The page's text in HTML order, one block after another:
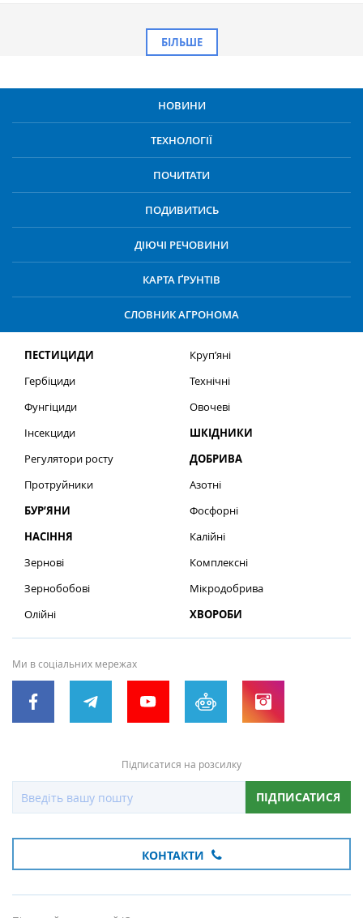
БІЛЬШЕ
НОВИНИ
ТЕХНОЛОГІЇ
ПОЧИТАТИ
ПОДИВИТИСЬ
ДІЮЧІ РЕЧОВИНИ
КАРТА ҐРУНТІВ
СЛОВНИК АГРОНОМА
ПЕСТИЦИДИ
Гербіциди
Фунгіциди
Інсекциди
Регулятори росту
Протруйники
БУР’ЯНИ
НАСІННЯ
Зернові
Зернобобові
Олійні
Круп’яні
Технічні
Овочеві
ШКІДНИКИ
ДОБРИВА
Азотні
Фосфорні
Калійні
Комплексні
Мікродобрива
ХВОРОБИ
Ми в соціальних мережах
Підписатися на розсилку
ПІДПИСАТИСЯ
КОНТАКТИ